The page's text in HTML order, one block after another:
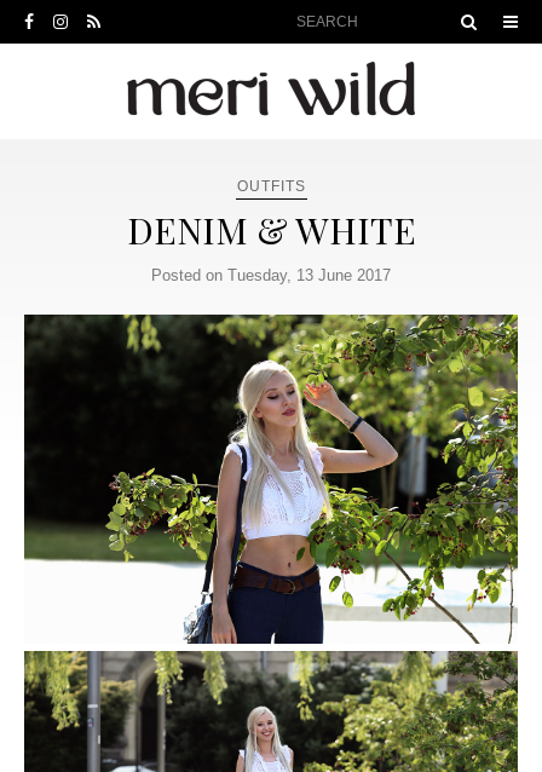
OUTFITS
DENIM & WHITE
Posted on Tuesday, 13 June 2017